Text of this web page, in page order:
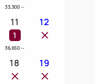
33,300 ～
11
1
36,650 ～
12
18 19